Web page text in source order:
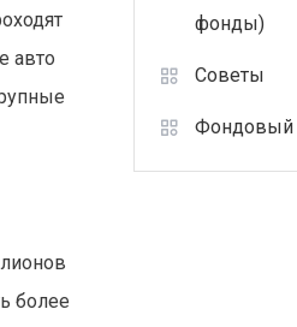
авто
более
фонды)
Советы
Фондовый